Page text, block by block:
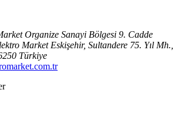
Organize Sanayi Bölgesi 9. Cadde
Market Eskişehir, Sultandere 75. Yıl Mh.,
Türkiye